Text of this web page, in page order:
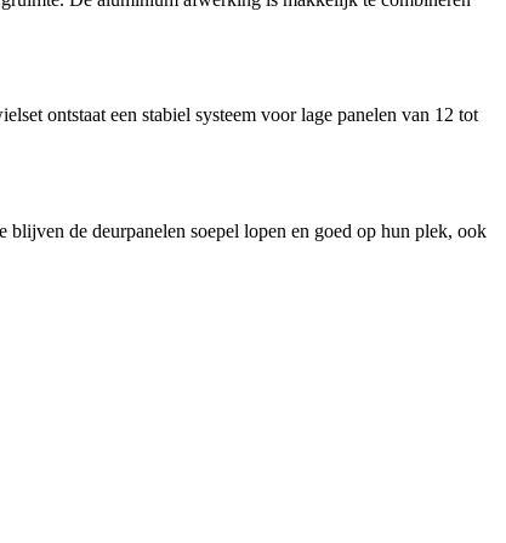
ontstaat een stabiel systeem voor lage panelen van 12 tot
de deurpanelen soepel lopen en goed op hun plek, ook